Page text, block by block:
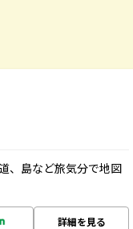
、島など旅気分で地図
詳細を見る